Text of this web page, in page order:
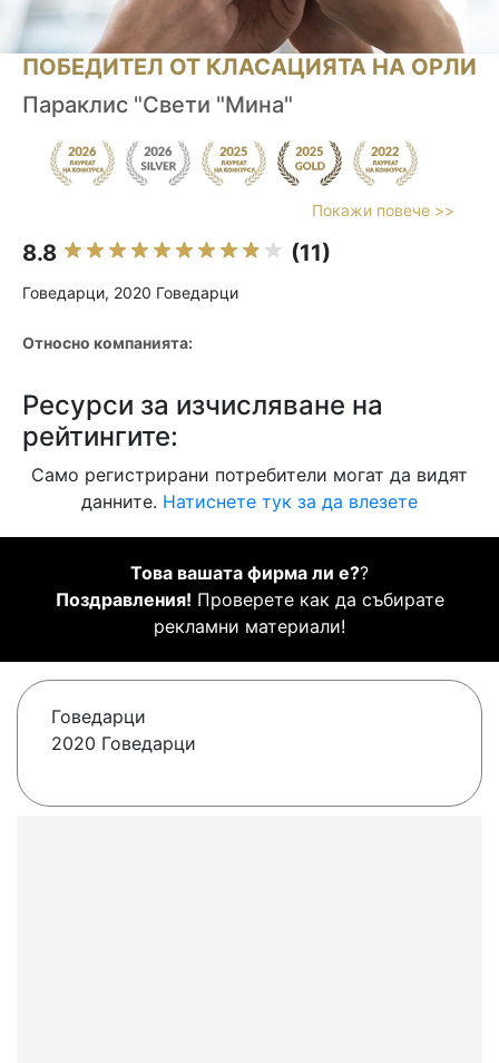
ПОБЕДИТЕЛ ОТ КЛАСАЦИЯТА НА ОРЛИ
Параклис "Свети "Мина"
Покажи повече >>
8.8 (11)
Говедарци, 2020 Говедарци
Относно компанията:
Ресурси за изчисляване на
рейтингите:
Само регистрирани потребители могат да видят
данните. Натиснете тук за да влезете
Това вашата фирма ли е??
Поздравления! Проверете как да събирате
рекламни материали!
Говедарци
2020 Говедарци